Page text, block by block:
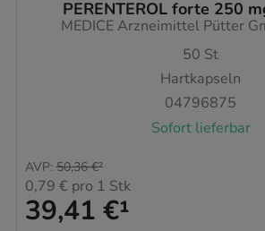
PERENTEROL forte 250
MEDICE Arzneimittel Pütter
50 St
Hartkapseln
04796875
Sofort lieferbar
39,41 €¹
AVP: 50,36 €²
0,79 € pro 1 Stk